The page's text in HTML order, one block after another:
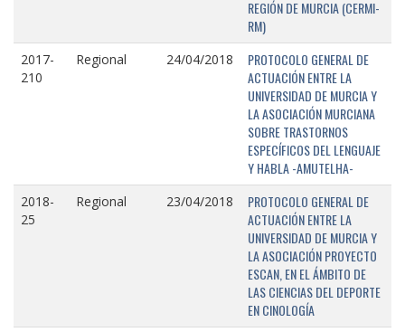
REGIÓN DE MURCIA (CERMI-
RM)
2017-
210
Regional 24/04/2018
PROTOCOLO GENERAL DE
ACTUACIÓN ENTRE LA
UNIVERSIDAD DE MURCIA Y
LA ASOCIACIÓN MURCIANA
SOBRE TRASTORNOS
ESPECÍFICOS DEL LENGUAJE
Y HABLA -AMUTELHA-
2018-
25
Regional 23/04/2018
PROTOCOLO GENERAL DE
ACTUACIÓN ENTRE LA
UNIVERSIDAD DE MURCIA Y
LA ASOCIACIÓN PROYECTO
ESCAN, EN EL ÁMBITO DE
LAS CIENCIAS DEL DEPORTE
EN CINOLOGÍA